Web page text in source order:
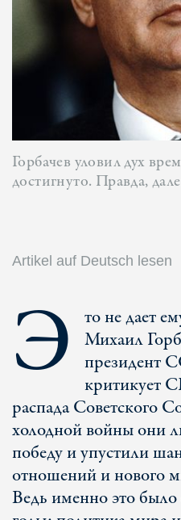
Горбачев уловил дух
достигнуто. Правда,
Artikel auf Deutsch lesen
Э
то не дает
Михаил
президент
критикует
распада Советского
холодной войны они
победу и упустили
отношений и нового
Ведь именно это